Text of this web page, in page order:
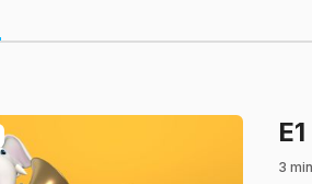
E1
3 min